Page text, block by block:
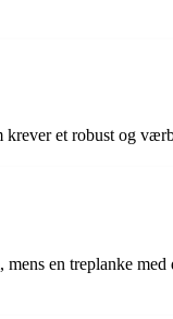
et robust og
en treplanke